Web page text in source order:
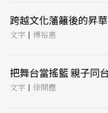
跨越文化藩籬後的昇
文字 | 傅裕惠
把舞台當搖籃 親子同
文字 | 徐開塵